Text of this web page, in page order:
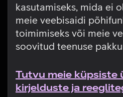
kasutamiseks, mida ei
meie veebisaidi
toimimiseks või meie
soovitud teenuse
Tutvu meie küpsiste
kirjelduste ja